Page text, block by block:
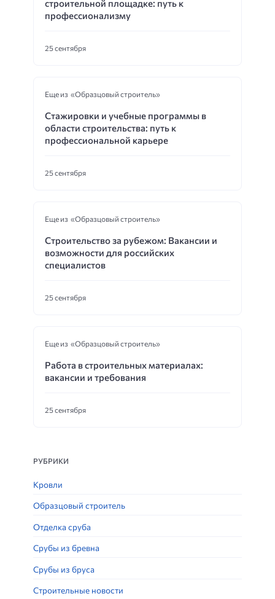
строительной площадке: путь к
профессионализму
25 сентября
Еще из «Образцовый строитель»
Стажировки и учебные программы в
области строительства: путь к
профессиональной карьере
25 сентября
Еще из «Образцовый строитель»
Строительство за рубежом: Вакансии и
возможности для российских
специалистов
25 сентября
Еще из «Образцовый строитель»
Работа в строительных материалах:
вакансии и требования
25 сентября
РУБРИКИ
Кровли
Образцовый строитель
Отделка сруба
Срубы из бревна
Срубы из бруса
Строительные новости